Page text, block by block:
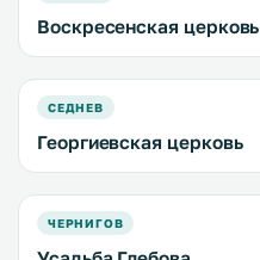
Воскресенская церковь
СЕДНЕВ
Георгиевская церковь
ЧЕРНИГОВ